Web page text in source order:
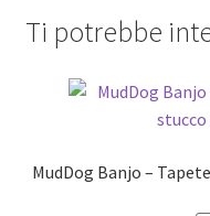
Ti potrebbe
MudDog Banjo –